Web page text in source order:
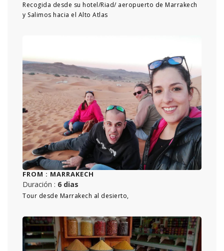
Recogida desde su hotel/Riad/ aeropuerto de Marrakech
y Salimos hacia el Alto Atlas
FROM : MARRAKECH
Duración : 6 dias
Tour desde Marrakech al desierto,